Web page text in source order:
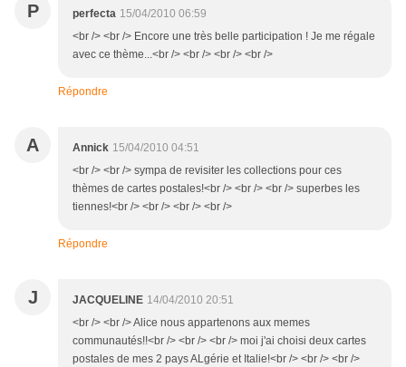
P perfecta 15/04/2010 06:59
<br /> <br /> Encore une très belle participation ! Je me régale
avec ce thème...<br /> <br /> <br /> <br />
Répondre
A Annick 15/04/2010 04:51
<br /> <br /> sympa de revisiter les collections pour ces
thèmes de cartes postales!<br /> <br /> <br /> superbes les
tiennes!<br /> <br /> <br /> <br />
Répondre
J JACQUELINE 14/04/2010 20:51
<br /> <br /> Alice nous appartenons aux memes
communautés!!<br /> <br /> <br /> moi j'ai choisi deux cartes
postales de mes 2 pays ALgérie et Italie!<br /> <br /> <br />